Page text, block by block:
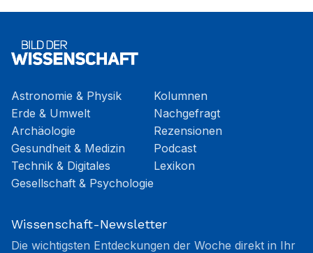
Astronomie & Physik
Erde & Umwelt
Archäologie
Gesundheit & Medizin
Technik & Digitales
Gesellschaft & Psychologie
Kolumnen
Nachgefragt
Rezensionen
Podcast
Lexikon
Wissenschaft-Newsletter
Die wichtigsten Entdeckungen der Woche direkt in Ihr